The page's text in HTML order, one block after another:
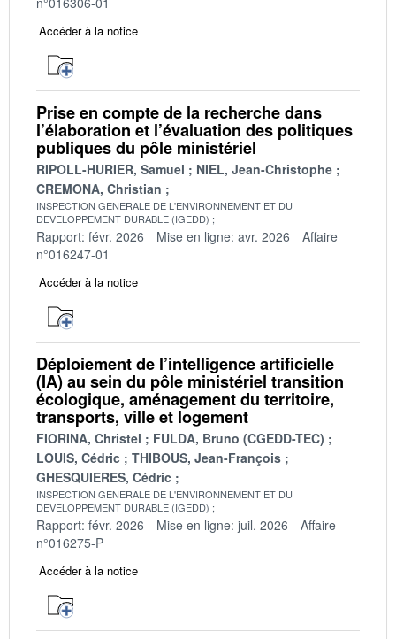
Accéder à la notice
Prise en compte de la recherche dans
l’élaboration et l’évaluation des politiques
publiques du pôle ministériel
RIPOLL-HURIER, Samuel
NIEL, Jean-Christophe
CREMONA, Christian
INSPECTION GENERALE DE L'ENVIRONNEMENT ET DU
DEVELOPPEMENT DURABLE (IGEDD)
Rapport: févr. 2026 Mise en ligne: avr. 2026
Affaire
n°016247-01
Accéder à la notice
Déploiement de l’intelligence artificielle
(IA) au sein du pôle ministériel transition
écologique, aménagement du territoire,
transports, ville et logement
FIORINA, Christel
FULDA, Bruno (CGEDD-TEC)
LOUIS, Cédric
THIBOUS, Jean-François
GHESQUIERES, Cédric
INSPECTION GENERALE DE L'ENVIRONNEMENT ET DU
DEVELOPPEMENT DURABLE (IGEDD)
Rapport: févr. 2026 Mise en ligne: juil. 2026
Affaire
n°016275-P
Accéder à la notice